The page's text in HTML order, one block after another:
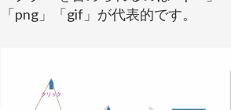
「png」「gif」が代表的です。